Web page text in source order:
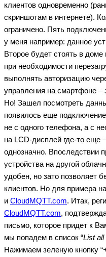
клиентов одновременно
скриншотам в интернете).
ограничено. Пять
у меня например: данное
Второе будет стоять в доме
при необходимости
выполнять авторизацию
управления на смартфоне –
Но! Зашел посмотреть
появилось еще
не с одного телефона, а с
на LCD-дисплей где-то еще
однозначно. Впоследствии
устройства на другой
удобен, но зато позволяет
клиентов. Но для примера
и CloudMQTT.com. Итак,
CloudMQTT.com,
письмо, которое придет к
мы попадем в список “List all
Нажимаем зеленую кнопку “